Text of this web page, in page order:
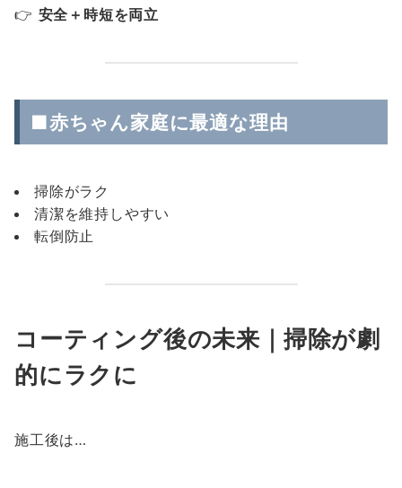
👉 安全＋時短を両立
■赤ちゃん家庭に最適な理由
掃除がラク
清潔を維持しやすい
転倒防止
コーティング後の未来｜掃除が劇
的にラクに
施工後は…